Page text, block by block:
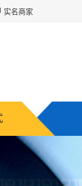
实名商家